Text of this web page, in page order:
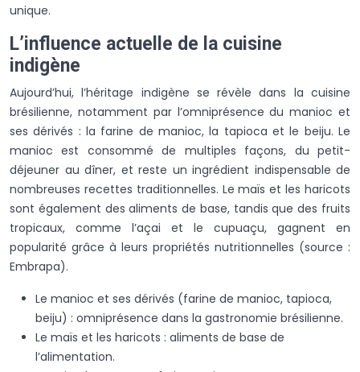
unique.
L’influence actuelle de la cuisine
indigène
Aujourd’hui, l’héritage indigène se révèle dans la cuisine
brésilienne, notamment par l’omniprésence du manioc et
ses dérivés : la farine de manioc, la tapioca et le beiju. Le
manioc est consommé de multiples façons, du petit-
déjeuner au dîner, et reste un ingrédient indispensable de
nombreuses recettes traditionnelles. Le maïs et les haricots
sont également des aliments de base, tandis que des fruits
tropicaux, comme l’açai et le cupuaçu, gagnent en
popularité grâce à leurs propriétés nutritionnelles (source :
Embrapa).
Le manioc et ses dérivés (farine de manioc, tapioca,
beiju) : omniprésence dans la gastronomie brésilienne.
Le maïs et les haricots : aliments de base de
l’alimentation.